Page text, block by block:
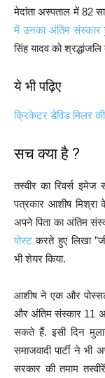
मेदांता अस्पताल में 82
में उनका अंतिम संस्कार
सिंह यादव को श्रद्धांजलि
ये भी पढ़िए
क्रिकेटर डेविड मिलर
सच क्या है ?
तस्वीर का रिवर्स
पत्रकार आशीष मिश्रा
अपने पिता का अंतिम
पोस्टकरते हुए लिखा
भी शेयर किया.
आशीष ने एक और
और अंतिम संस्कार 11
सकते हैं. इसी दिन
समाजवादी पार्टी ने
सरकार की तमाम